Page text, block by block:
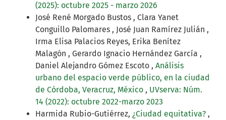
(2025): octubre 2025 - marzo 2026
José René Morgado Bustos , Clara Yanet
Conguillo Palomares , José Juan Ramírez Julián ,
Irma Elisa Palacios Reyes, Erika Benítez
Malagón , Gerardo Ignacio Hernández García ,
Daniel Alejandro Gómez Escoto , Análisis
urbano del espacio verde público, en la ciudad
de Córdoba, Veracruz, México , UVserva: Núm.
14 (2022): octubre 2022-marzo 2023
Harmida Rubio-Gutiérrez, ¿Ciudad equitativa? ,